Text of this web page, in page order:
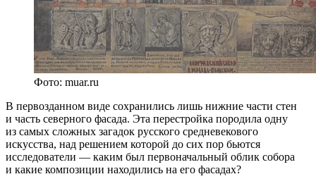
Фото: muar.ru
В первозданном виде сохранились лишь нижние части стен
и часть северного фасада. Эта перестройка породила одну
из самых сложных загадок русского средневекового
искусства, над решением которой до сих пор бьются
исследователи — каким был первоначальный облик собора
и какие композиции находились на его фасадах?